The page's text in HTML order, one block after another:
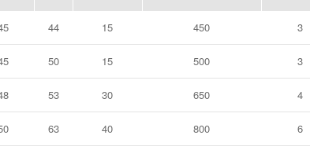
44 15 450 3
50 15 500 3
53 30 650 4
63 40 800 6